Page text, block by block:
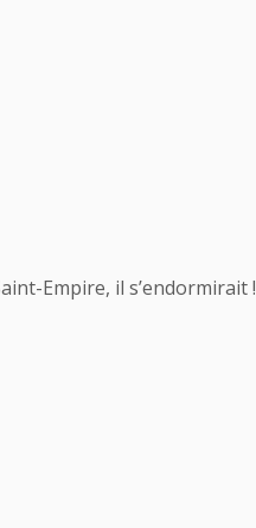
Empire, il s’endormirait !